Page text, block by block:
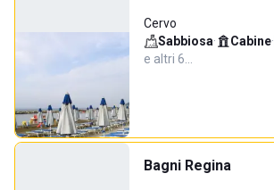
Cervo
Sabbiosa· Cabine·
e altri 6…
Bagni Regina